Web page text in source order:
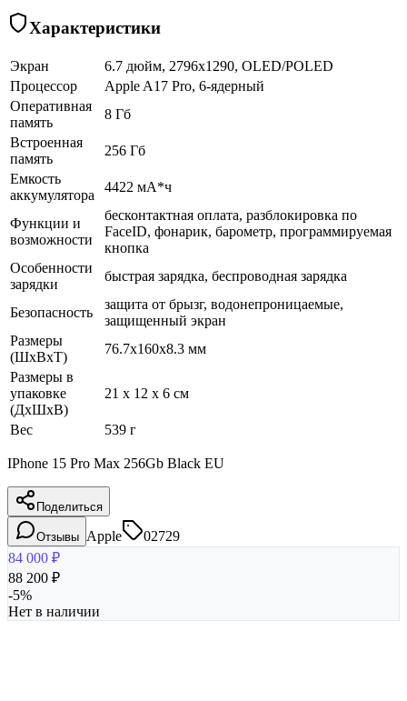
Характеристики
Экран
6.7 дюйм, 2796x1290, OLED/POLED
Процессор
Apple A17 Pro, 6-ядерный
Оперативная
память
8 Гб
Встроенная
память
256 Гб
Емкость
аккумулятора
4422 мА*ч
Функции и
возможности
бесконтактная оплата, разблокировка по
FaceID, фонарик, барометр, программируемая
кнопка
Особенности
зарядки
быстрая зарядка, беспроводная зарядка
Безопасность
защита от брызг, водонепроницаемые,
защищенный экран
Размеры
(ШхВхТ)
76.7x160x8.3 мм
Размеры в
упаковке
(ДхШхВ)
21 x 12 x 6 см
Вес 539 г
IPhone 15 Pro Max 256Gb Black EU
Поделиться
Отзывы Apple
02729
84 000 ₽
88 200 ₽
-5%
Нет в наличии